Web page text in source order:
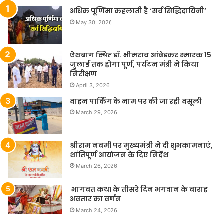
अधिक पूर्णिमा कहलाती है ‘सर्व सिद्धिदायिनी’
May 30, 2026
ऐशबाग स्थित डॉ. भीमराव आंबेडकर स्मारक 15
जुलाई तक होगा पूर्ण, पर्यटन मंत्री ने किया
निरीक्षण
April 3, 2026
वाहन पार्किंग के नाम पर की जा रही वसूली
March 29, 2026
श्रीराम नवमी पर मुख्यमंत्री ने दी शुभकामनाएं,
शांतिपूर्ण आयोजन के दिए निर्देश
March 26, 2026
भागवत कथा के तीसरे दिन भगवान के वाराह
अवतार का वर्णन
March 24, 2026